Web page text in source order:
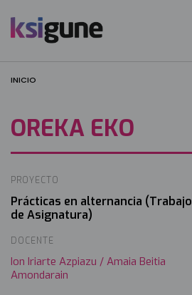
INICIO
OREKA EKO
PROYECTO
Prácticas en alternancia (Trabajo
de Asignatura)
DOCENTE
Ion Iriarte Azpiazu / Amaia Beitia
Amondarain